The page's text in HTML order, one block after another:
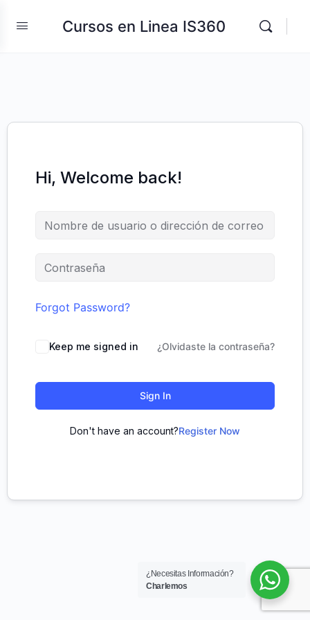
Cursos en Linea IS360
Hi, Welcome back!
Forgot Password?
Keep me signed in ¿Olvidaste la contraseña?
Sign In
Don't have an account?Register Now
¿Necesitas Información?
Charlemos